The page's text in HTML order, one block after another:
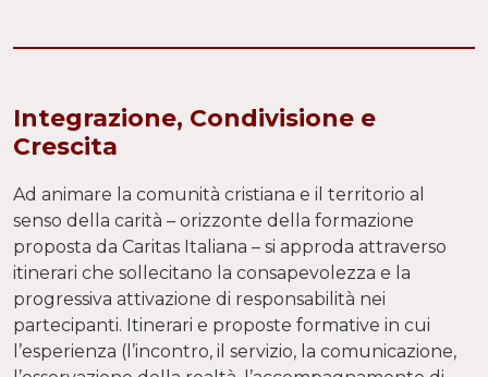
Integrazione, Condivisione e
Crescita
Ad animare la comunità cristiana e il territorio al
senso della carità – orizzonte della formazione
proposta da Caritas Italiana – si approda attraverso
itinerari che sollecitano la consapevolezza e la
progressiva attivazione di responsabilità nei
partecipanti. Itinerari e proposte formative in cui
l’esperienza (l’incontro, il servizio, la comunicazione,